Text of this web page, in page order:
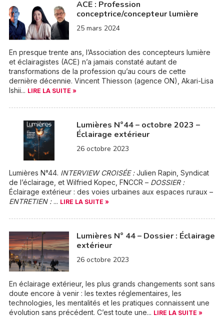
ACE : Profession
conceptrice/concepteur lumière
25 mars 2024
En presque trente ans, l’Association des concepteurs lumière
et éclairagistes (ACE) n’a jamais constaté autant de
transformations de la profession qu’au cours de cette
dernière décennie. Vincent Thiesson (agence ON), Akari-Lisa
Ishii... LIRE LA SUITE »
Lumières N°44 – octobre 2023 –
Éclairage extérieur
26 octobre 2023
Lumières N°44. INTERVIEW CROISÉE :Julien Rapin, Syndicat
de l’éclairage, et Wilfried Kopec, FNCCR – DOSSIER :
Éclairage extérieur : des voies urbaines aux espaces ruraux –
ENTRETIEN : ... LIRE LA SUITE »
Lumières N° 44 – Dossier : Éclairage
extérieur
26 octobre 2023
En éclairage extérieur, les plus grands changements sont sans
doute encore à venir : les textes réglementaires, les
technologies, les mentalités et les pratiques connaissent une
évolution sans précédent. C’est toute une... LIRE LA SUITE »